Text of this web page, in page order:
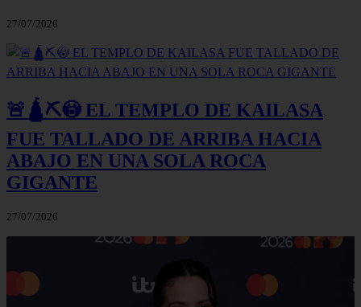
27/07/2026
🚨🛕⛏️😳 EL TEMPLO DE KAILASA
FUE TALLADO DE ARRIBA HACIA
ABAJO EN UNA SOLA ROCA
GIGANTE
27/07/2026